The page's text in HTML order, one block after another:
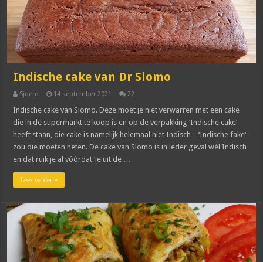
Indische cake van Dr Slomo
Sjoerd 14 september 2021 22
Indische cake van Slomo. Deze moet je niet verwarren met een cake
die in de supermarkt te koop is en op de verpakking ‘Indische cake’
heeft staan, die cake is namelijk helemaal niet Indisch – ‘Indische fake‘
zou die moeten heten. De cake van Slomo is in ieder geval wél Indisch
en dat ruik je al vóórdat ‘ie uit de …
Lees verder »